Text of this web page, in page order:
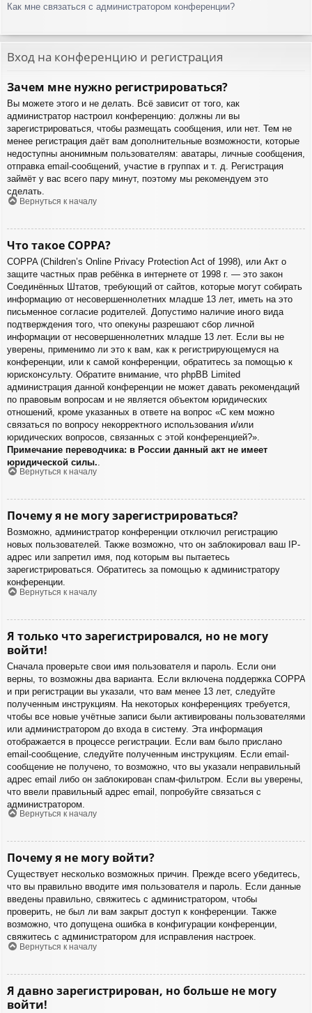
Как мне связаться с администратором конференции?
Вход на конференцию и регистрация
Зачем мне нужно регистрироваться?
Вы можете этого и не делать. Всё зависит от того, как
администратор настроил конференцию: должны ли вы
зарегистрироваться, чтобы размещать сообщения, или нет. Тем не
менее регистрация даёт вам дополнительные возможности, которые
недоступны анонимным пользователям: аватары, личные сообщения,
отправка email-сообщений, участие в группах и т. д. Регистрация
займёт у вас всего пару минут, поэтому мы рекомендуем это
сделать.
Вернуться к началу
Что такое COPPA?
COPPA (Children’s Online Privacy Protection Act of 1998), или Акт о
защите частных прав ребёнка в интернете от 1998 г. — это закон
Соединённых Штатов, требующий от сайтов, которые могут собирать
информацию от несовершеннолетних младше 13 лет, иметь на это
письменное согласие родителей. Допустимо наличие иного вида
подтверждения того, что опекуны разрешают сбор личной
информации от несовершеннолетних младше 13 лет. Если вы не
уверены, применимо ли это к вам, как к регистрирующемуся на
конференции, или к самой конференции, обратитесь за помощью к
юрисконсульту. Обратите внимание, что phpBB Limited
администрация данной конференции не может давать рекомендаций
по правовым вопросам и не является объектом юридических
отношений, кроме указанных в ответе на вопрос «С кем можно
связаться по вопросу некорректного использования и/или
юридических вопросов, связанных с этой конференцией?».
Примечание переводчика: в России данный акт не имеет
юридической силы.
Вернуться к началу
Почему я не могу зарегистрироваться?
Возможно, администратор конференции отключил регистрацию
новых пользователей. Также возможно, что он заблокировал ваш IP-
адрес или запретил имя, под которым вы пытаетесь
зарегистрироваться. Обратитесь за помощью к администратору
конференции.
Вернуться к началу
Я только что зарегистрировался, но не могу
войти!
Сначала проверьте свои имя пользователя и пароль. Если они
верны, то возможны два варианта. Если включена поддержка COPPA
и при регистрации вы указали, что вам менее 13 лет, следуйте
полученным инструкциям. На некоторых конференциях требуется,
чтобы все новые учётные записи были активированы пользователями
или администратором до входа в систему. Эта информация
отображается в процессе регистрации. Если вам было прислано
email-сообщение, следуйте полученным инструкциям. Если email-
сообщение не получено, то возможно, что вы указали неправильный
адрес email либо он заблокирован спам-фильтром. Если вы уверены,
что ввели правильный адрес email, попробуйте связаться с
администратором.
Вернуться к началу
Почему я не могу войти?
Существует несколько возможных причин. Прежде всего убедитесь,
что вы правильно вводите имя пользователя и пароль. Если данные
введены правильно, свяжитесь с администратором, чтобы
проверить, не был ли вам закрыт доступ к конференции. Также
возможно, что допущена ошибка в конфигурации конференции,
свяжитесь с администратором для исправления настроек.
Вернуться к началу
Я давно зарегистрирован, но больше не могу
войти!